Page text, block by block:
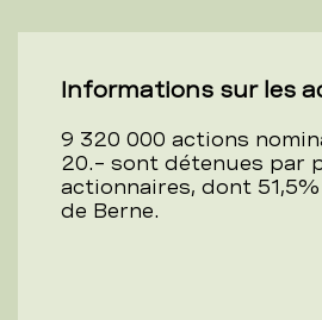
Informations sur les
9 320 000 actions
20.– sont détenues par
actionnaires, dont
de Berne.